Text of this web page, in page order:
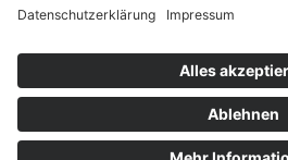
Anita-Augspurg Platz 7 ·